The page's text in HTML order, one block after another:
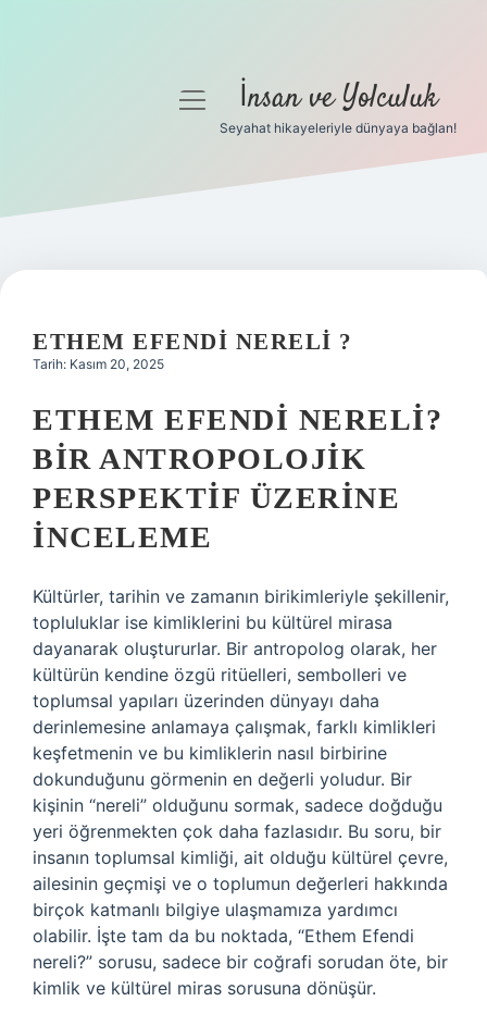
Gizlilik Politikası
Yasal Uyarı
menüyü İnsan ve Yolculuk
Seyahat hikayeleriyle dünyaya bağlan!
ETHEM EFENDI NERELI ?
Tarih: Kasım 20, 2025
ETHEM EFENDI NERELI?
BIR ANTROPOLOJIK
PERSPEKTIF ÜZERINE
İNCELEME
Kültürler, tarihin ve zamanın birikimleriyle şekillenir,
topluluklar ise kimliklerini bu kültürel mirasa
dayanarak oluştururlar. Bir antropolog olarak, her
kültürün kendine özgü ritüelleri, sembolleri ve
toplumsal yapıları üzerinden dünyayı daha
derinlemesine anlamaya çalışmak, farklı kimlikleri
keşfetmenin ve bu kimliklerin nasıl birbirine
dokunduğunu görmenin en değerli yoludur. Bir
kişinin “nereli” olduğunu sormak, sadece doğduğu
yeri öğrenmekten çok daha fazlasıdır. Bu soru, bir
insanın toplumsal kimliği, ait olduğu kültürel çevre,
ailesinin geçmişi ve o toplumun değerleri hakkında
birçok katmanlı bilgiye ulaşmamıza yardımcı
olabilir. İşte tam da bu noktada, “Ethem Efendi
nereli?” sorusu, sadece bir coğrafi sorudan öte, bir
kimlik ve kültürel miras sorusuna dönüşür.